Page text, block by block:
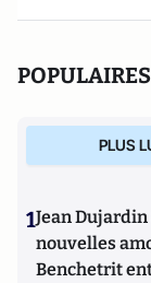
d’ouvrages et de
mondialisations,
nazisme et des
ou l’histoire
Benjamin
POPULAIRES
PLUS
1Jean
nouvelles
Benchetrit